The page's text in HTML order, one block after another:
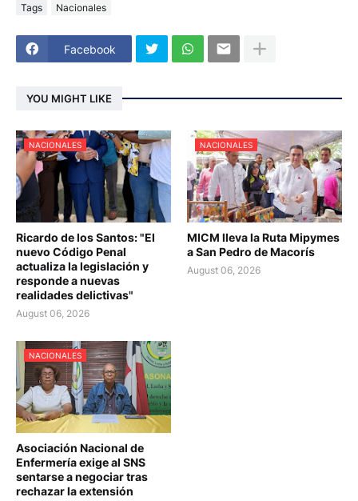
Tags Nacionales
Facebook
YOU MIGHT LIKE
NACIONALES
Ricardo de los Santos: "El
nuevo Código Penal
actualiza la legislación y
responde a nuevas
realidades delictivas"
August 06, 2026
NACIONALES
MICM lleva la Ruta Mipymes
a San Pedro de Macorís
August 06, 2026
NACIONALES
Asociación Nacional de
Enfermería exige al SNS
sentarse a negociar tras
rechazar la extensión